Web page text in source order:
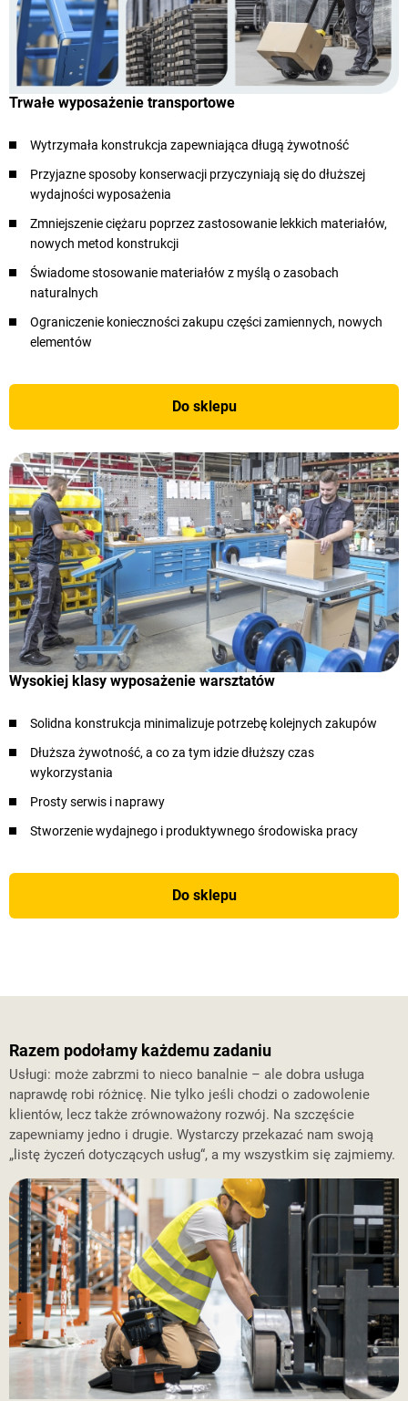
Trwałe wyposażenie transportowe
Wytrzymała konstrukcja zapewniająca długą żywotność
Przyjazne sposoby konserwacji przyczyniają się do dłuższej
wydajności wyposażenia
Zmniejszenie ciężaru poprzez zastosowanie lekkich materiałów,
nowych metod konstrukcji
Świadome stosowanie materiałów z myślą o zasobach
naturalnych
Ograniczenie konieczności zakupu części zamiennych, nowych
elementów
Do sklepu
Wysokiej klasy wyposażenie warsztatów
Solidna konstrukcja minimalizuje potrzebę kolejnych zakupów
Dłuższa żywotność, a co za tym idzie dłuższy czas
wykorzystania
Prosty serwis i naprawy
Stworzenie wydajnego i produktywnego środowiska pracy
Do sklepu
Razem podołamy każdemu zadaniu
Usługi: może zabrzmi to nieco banalnie – ale dobra usługa
naprawdę robi różnicę. Nie tylko jeśli chodzi o zadowolenie
klientów, lecz także zrównoważony rozwój. Na szczęście
zapewniamy jedno i drugie. Wystarczy przekazać nam swoją
„listę życzeń dotyczących usług“, a my wszystkim się zajmiemy.